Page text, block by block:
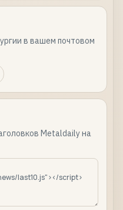
в вашем почтовом
Metaldaily на